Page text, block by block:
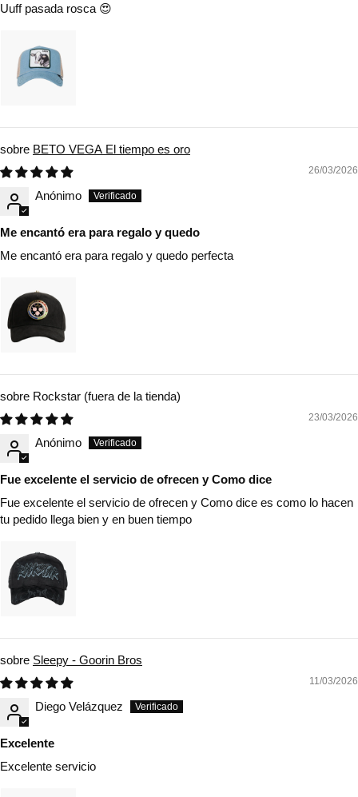
Uuff pasada rosca 😍
BETO VEGA El tiempo es oro
26/03/2026
Anónimo
Me encantó era para regalo y quedo
Me encantó era para regalo y quedo perfecta
Rockstar
23/03/2026
Anónimo
Fue excelente el servicio de ofrecen y Como dice
Fue excelente el servicio de ofrecen y Como dice es como lo hacen
tu pedido llega bien y en buen tiempo
Sleepy - Goorin Bros
11/03/2026
Diego Velázquez
Excelente
Excelente servicio